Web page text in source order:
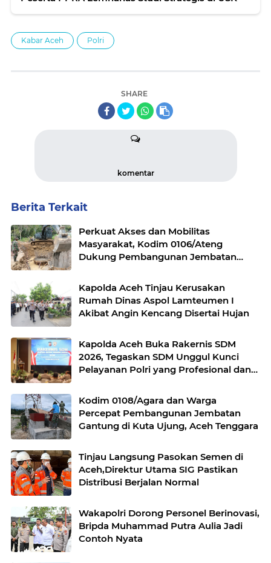
Kabar Aceh Polri
SHARE
komentar
Berita Terkait
Perkuat Akses dan Mobilitas
Masyarakat, Kodim 0106/Ateng
Dukung Pembangunan Jembatan
Kapolda Aceh Tinjau Kerusakan
Rumah Dinas Aspol Lamteumen I
Akibat Angin Kencang Disertai Hujan
Kapolda Aceh Buka Rakernis SDM
2026, Tegaskan SDM Unggul Kunci
Pelayanan Polri yang Profesional dan
Kodim 0108/Agara dan Warga
Percepat Pembangunan Jembatan
Gantung di Kuta Ujung, Aceh Tenggara
Tinjau Langsung Pasokan Semen di
Aceh,Direktur Utama SIG Pastikan
Distribusi Berjalan Normal
Wakapolri Dorong Personel Berinovasi,
Bripda Muhammad Putra Aulia Jadi
Contoh Nyata